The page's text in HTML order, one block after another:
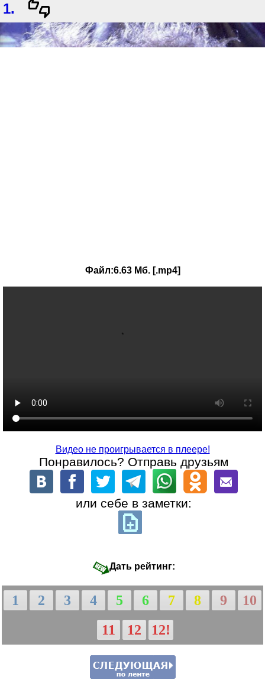
1.
Файл:6.63 Мб. [.mp4]
Видео не проигрывается в плеере!
Понравилось? Отправь друзьям
или себе в заметки:
Дать рейтинг:
1 2 3 4 5 6 7 8 9
10
11
12 12!